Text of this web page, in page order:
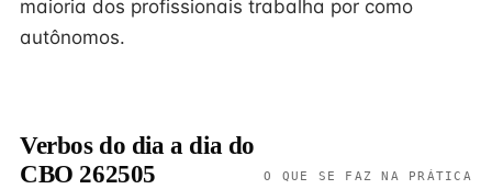
maioria dos profissionais trabalha por como
autônomos.
Verbos do dia a dia do
CBO 262505
O QUE SE FAZ NA PRÁTICA